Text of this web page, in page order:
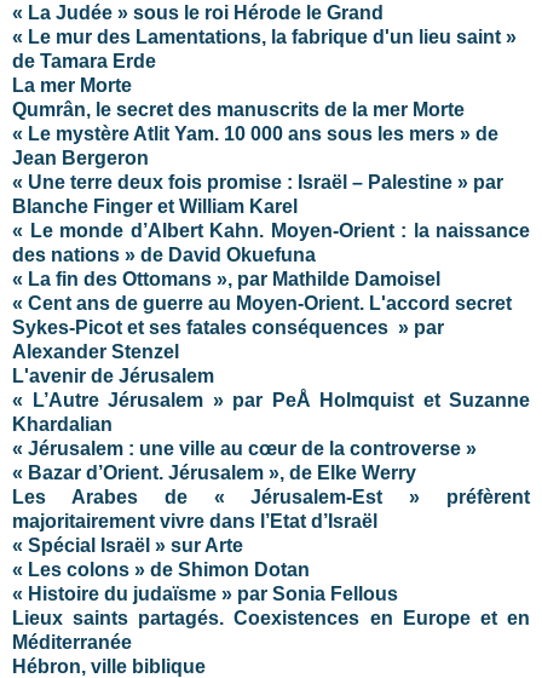
« La Judée » sous le roi Hérode le Grand
« Le mur des Lamentations, la fabrique d'un lieu saint »
de Tamara Erde
La mer Morte
Qumrân, le secret des manuscrits de la mer Morte
« Le mystère Atlit Yam. 10 000 ans sous les mers » de
Jean Bergeron
« Une terre deux fois promise : Israël – Palestine » par
Blanche Finger et William Karel
« Le monde d’Albert Kahn. Moyen-Orient : la naissance
des nations » de David Okuefuna
« La fin des Ottomans », par Mathilde Damoisel
« Cent ans de guerre au Moyen-Orient. L'accord secret
Sykes-Picot et ses fatales conséquences » par
Alexander Stenzel
L'avenir de Jérusalem
« L’Autre Jérusalem » par PeÅ Holmquist et Suzanne
Khardalian
« Jérusalem : une ville au cœur de la controverse »
« Bazar d’Orient. Jérusalem », de Elke Werry
Les Arabes de « Jérusalem-Est » préfèrent
majoritairement vivre dans l’Etat d’Israël
« Spécial Israël » sur Arte
« Les colons » de Shimon Dotan
« Histoire du judaïsme » par Sonia Fellous
Lieux saints partagés. Coexistences en Europe et en
Méditerranée
Hébron, ville biblique